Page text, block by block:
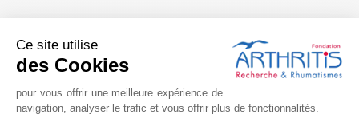
Ce site utilise
des Cookies
pour vous offrir une meilleure expérience de
navigation, analyser le trafic et vous offrir plus de fonctionnalités.